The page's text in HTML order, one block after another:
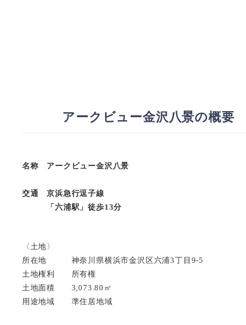
アークビュー金沢八景の概要
名称 アークビュー金沢八景
交通 京浜急行逗子線
「六浦駅」徒歩13分
〈土地〉
所在地 神奈川県横浜市金沢区六浦3丁目9-5
土地権利 所有権
土地面積 3,073.80㎡
用途地域 準住居地域